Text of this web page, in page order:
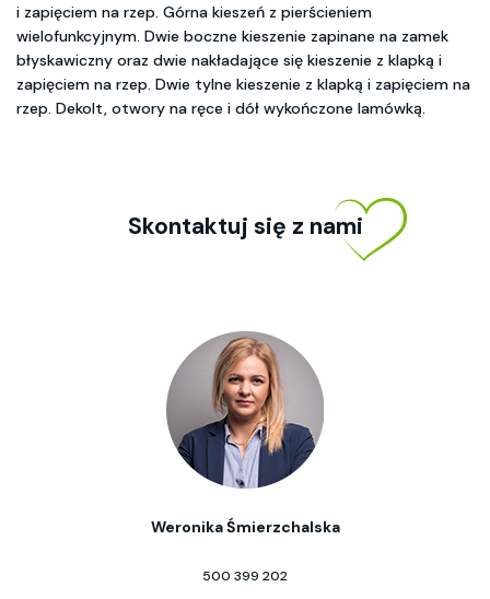
i zapięciem na rzep. Górna kieszeń z pierścieniem
wielofunkcyjnym. Dwie boczne kieszenie zapinane na zamek
błyskawiczny oraz dwie nakładające się kieszenie z klapką i
zapięciem na rzep. Dwie tylne kieszenie z klapką i zapięciem na
rzep. Dekolt, otwory na ręce i dół wykończone lamówką.
Skontaktuj się z nami
Weronika Śmierzchalska
500 399 202